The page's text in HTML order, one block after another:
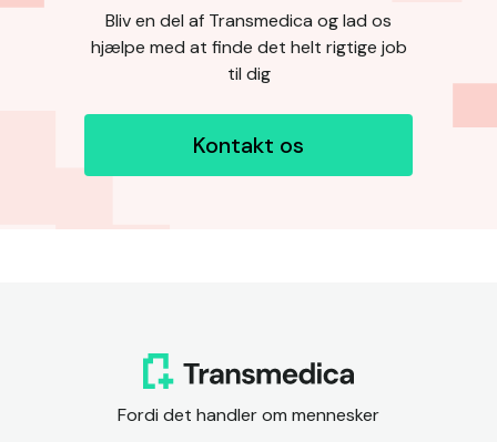
Bliv en del af Transmedica og lad os
hjælpe med at finde det helt rigtige job
til dig
Kontakt os
Fordi det handler om mennesker